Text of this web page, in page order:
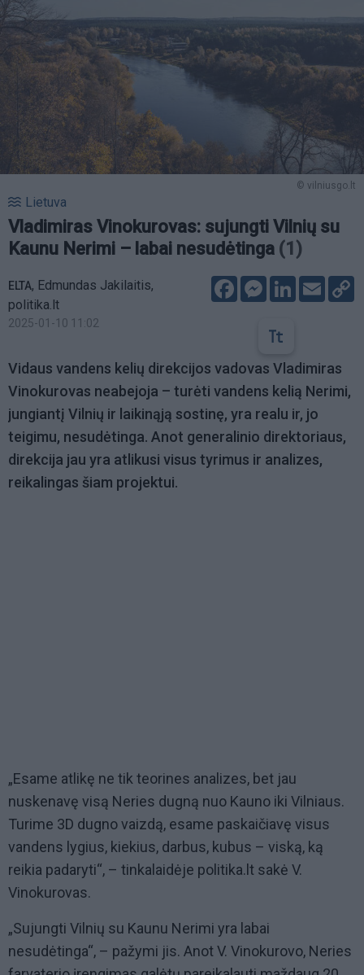
© vilniusgo.lt
Lietuva
Vladimiras Vinokurovas: sujungti Vilnių su
Kaunu Nerimi – labai nesudėtinga (1)
ELTA, Edmundas Jakilaitis,
politika.lt
2025-01-10 11:02
FacebookMessenger
LinkedIn
Email
Vidaus vandens kelių direkcijos vadovas Vladimiras
Vinokurovas neabejoja – turėti vandens kelią Nerimi,
jungiantį Vilnių ir laikinąją sostinę, yra realu ir, jo
teigimu, nesudėtinga. Anot generalinio direktoriaus,
direkcija jau yra atlikusi visus tyrimus ir analizes,
reikalingas šiam projektui.
„Esame atlikę ne tik teorines analizes, bet jau
nuskenavę visą Neries dugną nuo Kauno iki Vilniaus.
Turime 3D dugno vaizdą, esame paskaičiavę visus
vandens lygius, kiekius, darbus, kubus – viską, ką
reikia padaryti“, – tinkalaidėje politika.lt sakė V.
Vinokurovas.
„Sujungti Vilnių su Kaunu Nerimi yra labai
nesudėtinga“, – pažymi jis. Anot V. Vinokurovo, Neries